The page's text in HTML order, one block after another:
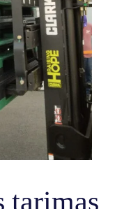
tarimas